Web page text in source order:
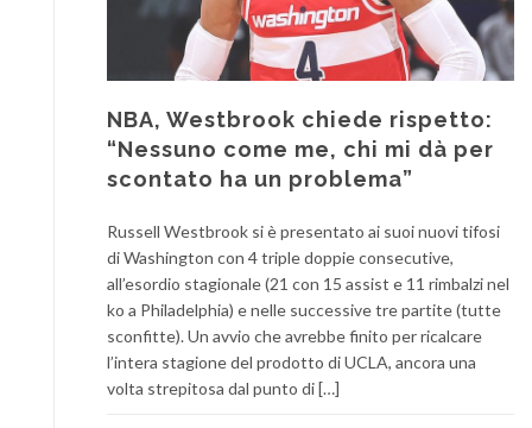
NBA, Westbrook chiede rispetto:
“Nessuno come me, chi mi dà per
scontato ha un problema”
Russell Westbrook si è presentato ai suoi nuovi tifosi
di Washington con 4 triple doppie consecutive,
all’esordio stagionale (21 con 15 assist e 11 rimbalzi nel
ko a Philadelphia) e nelle successive tre partite (tutte
sconfitte). Un avvio che avrebbe finito per ricalcare
l’intera stagione del prodotto di UCLA, ancora una
volta strepitosa dal punto di […]